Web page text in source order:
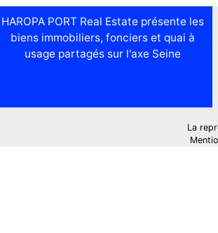
HAROPA PORT Real Estate présente les
biens immobiliers, fonciers et quai à
usage partagés sur l'axe Seine
La